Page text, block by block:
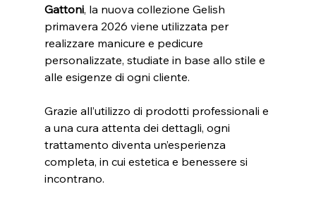
Gattoni, la nuova collezione Gelish
primavera 2026 viene utilizzata per
realizzare manicure e pedicure
personalizzate, studiate in base allo stile e
alle esigenze di ogni cliente.
Grazie all’utilizzo di prodotti professionali e
a una cura attenta dei dettagli, ogni
trattamento diventa un’esperienza
completa, in cui estetica e benessere si
incontrano.